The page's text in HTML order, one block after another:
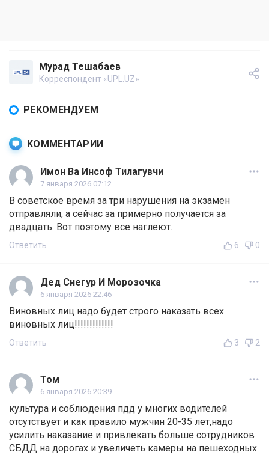
Мурад Тешабаев
Корреспондент «UPL.UZ»
РЕКОМЕНДУЕМ
КОММЕНТАРИИ
Имон Ва Инсоф Тилагувчи
7 января 2026 07:12
В советское время за три нарушения на экзамен
отправляли, а сейчас за примерно получается за
двадцать. Вот поэтому все наглеют.
Ответить 6 0
Дед Снегур И Морозочка
6 января 2026 22:46
Виновных лиц надо будет строго наказать всех
виновных лиц!!!!!!!!!!!!!
Ответить 3 2
Том
6 января 2026 20:39
культура и соблюдения пдд у многих водителей
отсутствует и как правило мужчин 20-35 лет,надо
усилить наказание и привлекать больше сотрудников
СБДД на дорогах и увеличеть камеры на пешеходных